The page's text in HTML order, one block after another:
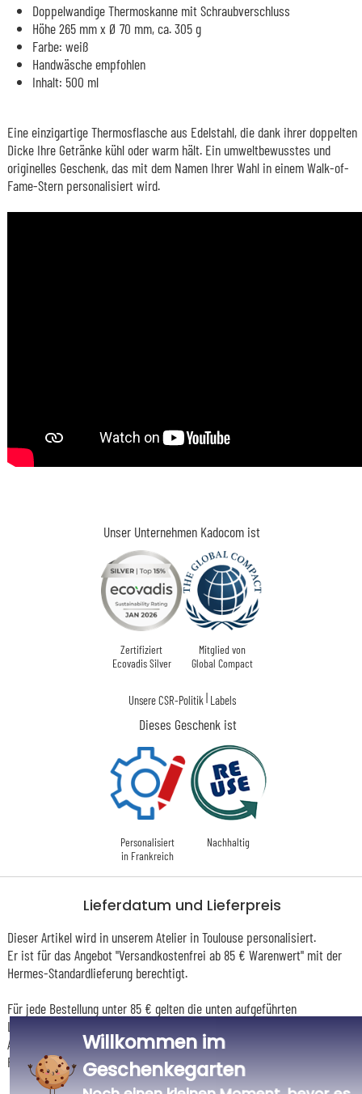
Doppelwandige Thermoskanne mit Schraubverschluss
Höhe 265 mm x Ø 70 mm, ca. 305 g
Farbe: weiß
Handwäsche empfohlen
Inhalt: 500 ml
Unser Unternehmen Kadocom ist
Zertifiziert
Ecovadis Silver
Mitglied von
Global Compact
Unsere CSR-Politik Labels
Dieses Geschenk ist
Personalisiert
in Frankreich
Nachhaltig
Eine einzigartige Thermosflasche aus Edelstahl, die dank ihrer doppelten
Dicke Ihre Getränke kühl oder warm hält. Ein umweltbewusstes und
originelles Geschenk, das mit dem Namen Ihrer Wahl in einem Walk-of-
Fame-Stern personalisiert wird.
Lieferdatum und Lieferpreis
Dieser Artikel wird in unserem Atelier in Toulouse personalisiert.
Er ist für das Angebot "Versandkostenfrei ab 85 € Warenwert" mit der
Hermes-Standardlieferung berechtigt.
Für jede Bestellung unter 85 € gelten die unten aufgeführten
Lieferkosten für den Kauf dieses Artikels.
Artikel, die in unserem Atelier personalisiert werden (etwa 95% unserer
Produkte), sind mit dem Logo
gekennzeichnet.
Willkommen im
Geschenkegarten